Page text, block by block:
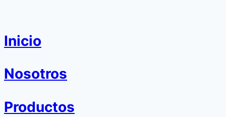
Inicio
Nosotros
Productos